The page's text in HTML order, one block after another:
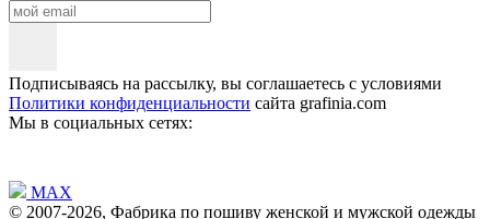
Подписываясь на рассылку, вы соглашаетесь с условиями
Политики конфиденциальности сайта grafinia.com
Мы в социальных сетях:
MAX
© 2007-2026, Фабрика по пошиву женской и мужской одежды